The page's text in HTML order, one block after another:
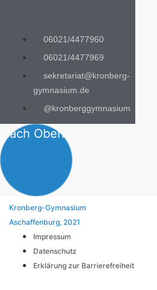
06021/4477960
06021/4477969
sekretariat@kronberg-
gymnasium.de
@kronberggymnasium
Nach Oben
Kronberg-Gymnasium
Aschaffenburg, 2021
Impressum
Datenschutz
Erklärung zur Barrierefreiheit